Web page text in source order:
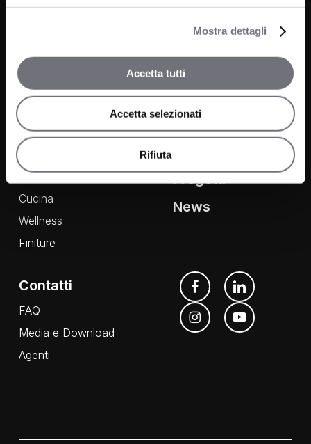
Mostra dettagli
Accetta tutti
Accetta selezionati
Rifiuta
Telefono:0322 93516
Email:
info@bugnatese.com
Prodotti
Bagno
Cucina
Wellness
Finiture
Progetti
News
Contatti
FAQ
Media e Download
Agenti